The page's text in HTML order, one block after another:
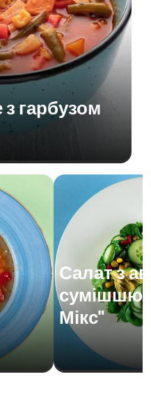
гарбузом
Салат з
сумішшю
Мікс"